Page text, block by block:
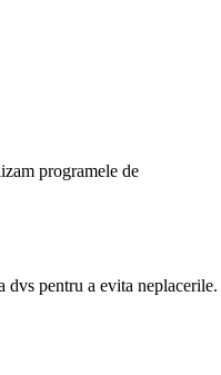
programele de
pentru a evita neplacerile.